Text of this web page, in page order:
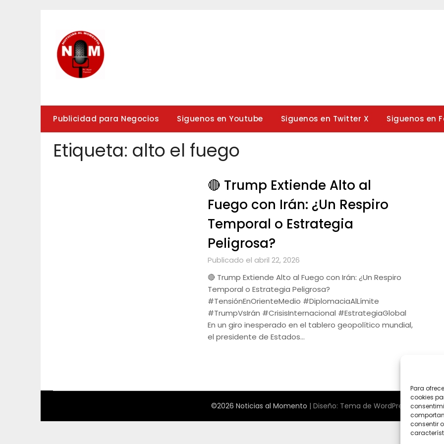
Publicidad para Negocios Siguenos en Youtube Siguenos en Twitter X Siguenos en
Etiqueta: alto el fuego
🔴 Trump Extiende Alto al
Fuego con Irán: ¿Un Respiro
Temporal o Estrategia
Peligrosa?
Publicado el abril 22, 2026
🔴 Trump Extiende Alto al Fuego con Irán: ¿Un Respiro
Temporal o Estrategia Peligrosa?
#TensiónEnOrienteMedio #DiplomaciaAlLímite
#TrumpVsIrán #CrisisInternacional #EstrategiaGlobal
En un giro inesperado en el tablero geopolítico mundial,
el presidente de Estados…
©2026 Noticias al Momento | Diseño: Tema de WordPress
Para
cookies
consentir